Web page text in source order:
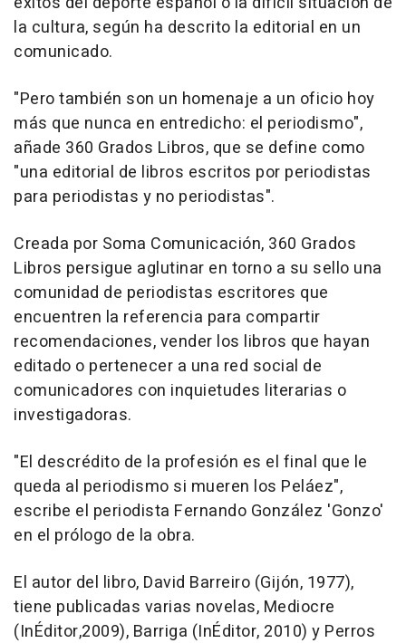
la cultura, según ha descrito la editorial en un
comunicado.
"Pero también son un homenaje a un oficio hoy
más que nunca en entredicho: el periodismo",
añade 360 Grados Libros, que se define como
"una editorial de libros escritos por periodistas
para periodistas y no periodistas".
Creada por Soma Comunicación, 360 Grados
Libros persigue aglutinar en torno a su sello una
comunidad de periodistas escritores que
encuentren la referencia para compartir
recomendaciones, vender los libros que hayan
editado o pertenecer a una red social de
comunicadores con inquietudes literarias o
investigadoras.
"El descrédito de la profesión es el final que le
queda al periodismo si mueren los Peláez",
escribe el periodista Fernando González 'Gonzo'
en el prólogo de la obra.
El autor del libro, David Barreiro (Gijón, 1977),
tiene publicadas varias novelas, Mediocre
(InÉditor,2009), Barriga (InÉditor, 2010) y Perros